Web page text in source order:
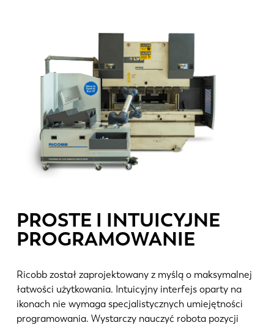
PROSTE I INTUICYJNE
PROGRAMOWANIE
Ricobb został zaprojektowany z myślą o maksymalnej
łatwości użytkowania. Intuicyjny interfejs oparty na
ikonach nie wymaga specjalistycznych umiejętności
programowania. Wystarczy nauczyć robota pozycji